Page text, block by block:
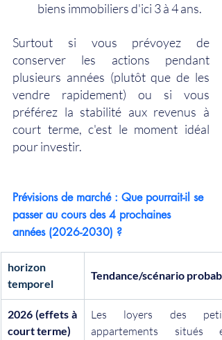
biens immobiliers d'ici 3 à 4 ans.
Surtout si vous prévoyez de
conserver les actions pendant
plusieurs années (plutôt que de les
vendre rapidement) ou si vous
préférez la stabilité aux revenus à
court terme, c'est le moment idéal
pour investir.
Prévisions de marché : Que pourrait-il se
passer au cours des 4 prochaines
années (2026-2030) ?
horizon
temporel
Tendance/scénario
2026 (effets à
court terme)
Les loyers des
appartements situés